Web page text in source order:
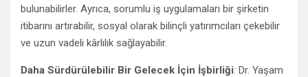
bulunabilirler. Ayrıca, sorumlu iş uygulamaları bir şirketin
itibarını artırabilir, sosyal olarak bilinçli yatırımcıları çekebilir
ve uzun vadeli kârlılık sağlayabilir.
Daha Sürdürülebilir Bir Gelecek İçin İşbirliği: Dr. Yaşam